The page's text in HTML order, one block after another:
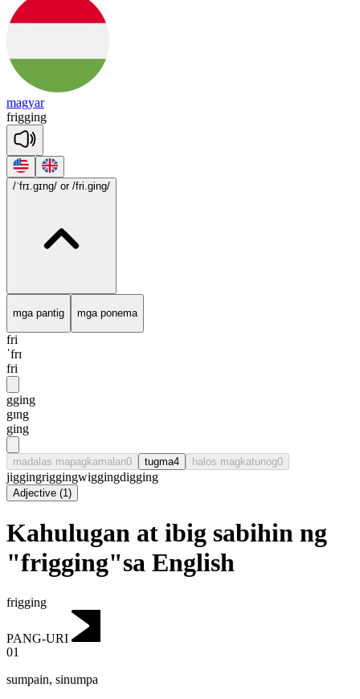
magyar
frigging
/ˈfrɪ.gɪng/ or /fri.ging/
mga pantig mga ponema
fri
ˈfrɪ
fri
gging
gɪng
ging
madalas mapagkamalan0 tugma4 halos magkatunog0
jiggingriggingwiggingdigging
Adjective (1)
Kahulugan at ibig sabihin ng
"frigging"sa English
frigging
PANG-URI
01
sumpain, sinumpa